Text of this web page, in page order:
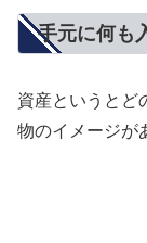
手元に何も
資産というとど
物のイメージが